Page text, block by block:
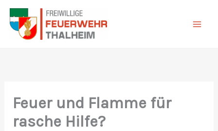
Zum
Inhalt
springen
Feuer und Flamme für
rasche Hilfe?